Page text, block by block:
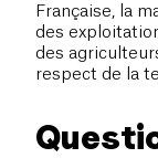
Française, la
des
des
respect de la